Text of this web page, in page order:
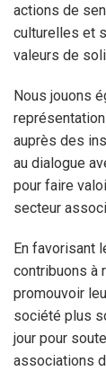
actions de
culturelles et
valeurs de
Nous jouons
auprès des
au dialogue
pour faire
secteur
En favorisant
contribuons à
promouvoir
société plus
jour pour
associations